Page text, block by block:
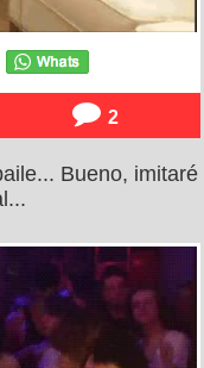
2
Bueno, imitaré